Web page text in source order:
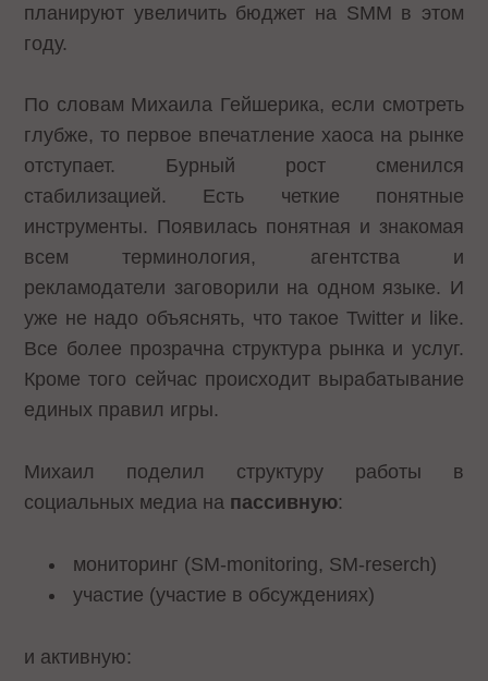
планируют увеличить бюджет на SMM в этом
году.
По словам Михаила Гейшерика, если смотреть
глубже, то первое впечатление хаоса на рынке
отступает. Бурный рост сменился
стабилизацией. Есть четкие понятные
инструменты. Появилась понятная и знакомая
всем терминология, агентства и
рекламодатели заговорили на одном языке. И
уже не надо объяснять, что такое Twitter и like.
Все более прозрачна структура рынка и услуг.
Кроме того сейчас происходит вырабатывание
единых правил игры.
Михаил поделил структуру работы в
социальных медиа на пассивную:
мониторинг (SM-monitoring, SM-reserch)
участие (участие в обсуждениях)
и активную: